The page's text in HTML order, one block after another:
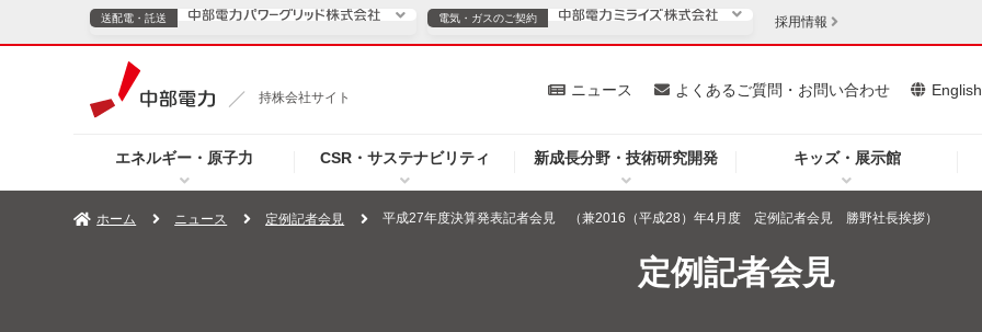
持株会社サイト
エネルギー・原子力 CSR・サステナビリティ 新成長分野・技術研究開発 キッズ・展示館
ニュース よくあるご質問・お問い合わせ English
送配電・託送
TOPページへ ご案内 安定供給
企業情報
電気・ガスのご契約
電気・ガスのご契約
TOPページへ 個人のお客さま 法人のお客さま
採用情報
ホーム ニュース 定例記者会見 平成27年度決算発表記者会見 （兼2016（平成28）年4月度 定例記者会見 勝野社長挨拶）
定例記者会見